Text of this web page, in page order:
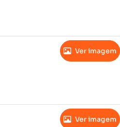
Ver imagem
Ver imagem